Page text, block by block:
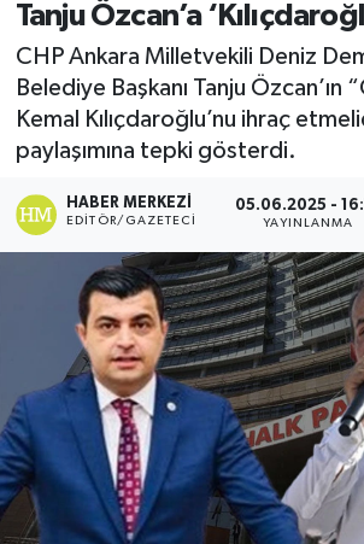
Tanju Özcan’a
CHP Ankara Milletvekili Deniz
Belediye Başkanı Tanju Özcan’ın
Kemal Kılıçdaroğlu’nu ihraç
paylaşımına tepki gösterdi.
HABER MERKEZI
EDITÖR/GAZETECI
05.06.2025 -
YAYINLANMA
Sağlık
Teknoloji
Lider Haber TV Canlı Yayın izle
Son Dakika Haberleri
Haber Arşivi